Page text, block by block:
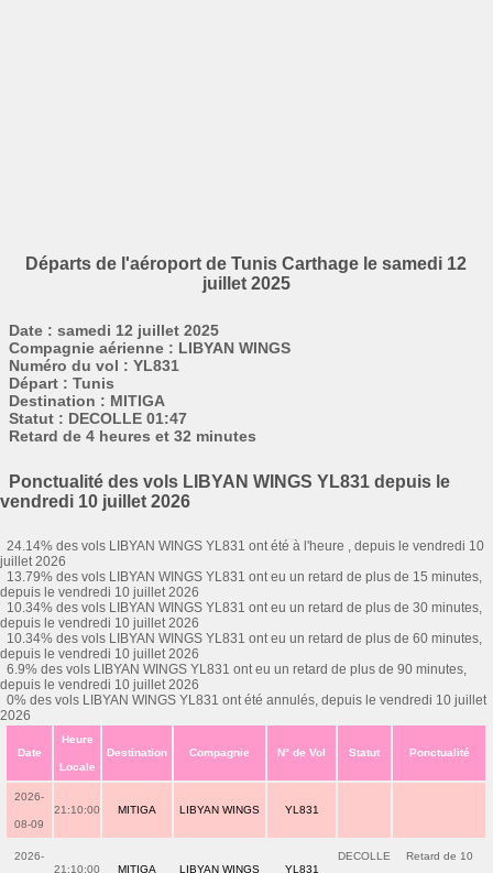
Départs de l'aéroport de Tunis Carthage le samedi 12
juillet 2025
Date : samedi 12 juillet 2025
Compagnie aérienne : LIBYAN WINGS
Numéro du vol : YL831
Départ : Tunis
Destination : MITIGA
Statut : DECOLLE 01:47
Retard de 4 heures et 32 minutes
Ponctualité des vols LIBYAN WINGS YL831 depuis le
vendredi 10 juillet 2026
24.14% des vols LIBYAN WINGS YL831 ont été à l'heure , depuis le vendredi 10
juillet 2026
13.79% des vols LIBYAN WINGS YL831 ont eu un retard de plus de 15 minutes,
depuis le vendredi 10 juillet 2026
10.34% des vols LIBYAN WINGS YL831 ont eu un retard de plus de 30 minutes,
depuis le vendredi 10 juillet 2026
10.34% des vols LIBYAN WINGS YL831 ont eu un retard de plus de 60 minutes,
depuis le vendredi 10 juillet 2026
6.9% des vols LIBYAN WINGS YL831 ont eu un retard de plus de 90 minutes,
depuis le vendredi 10 juillet 2026
0% des vols LIBYAN WINGS YL831 ont été annulés, depuis le vendredi 10 juillet
2026
Date
Heure
Locale
Destination Compagnie N° de Vol Statut Ponctualité
2026-
08-09
21:10:00 MITIGA LIBYAN WINGS YL831
2026-
21:10:00 MITIGA LIBYAN WINGS YL831
DECOLLE Retard de 10